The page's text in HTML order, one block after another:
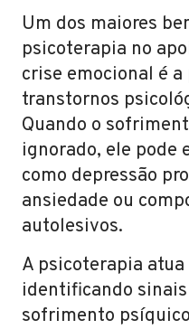
Um dos maiores
psicoterapia no
crise emocional é a
transtornos
Quando o
ignorado, ele pode
como depressão
ansiedade ou
autolesivos.
A psicoterapia
identificando
sofrimento